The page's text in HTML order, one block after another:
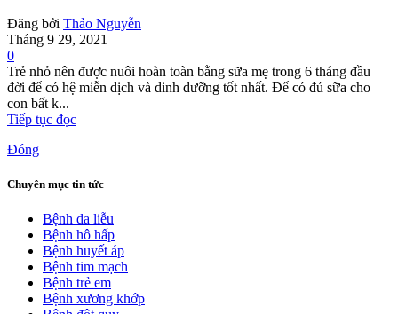
Đăng bởi Thảo Nguyễn
Tháng 9 29, 2021
0
Trẻ nhỏ nên được nuôi hoàn toàn bằng sữa mẹ trong 6 tháng đầu
đời để có hệ miễn dịch và dinh dưỡng tốt nhất. Để có đủ sữa cho
con bất k...
Tiếp tục đọc
Đóng
Chuyên mục tin tức
Bệnh da liễu
Bệnh hô hấp
Bệnh huyết áp
Bệnh tim mạch
Bệnh trẻ em
Bệnh xương khớp